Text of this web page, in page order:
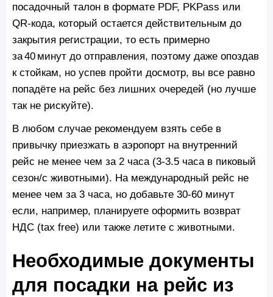
посадочный талон в формате PDF, PKPass или
QR‑кода, который остается действительным до
закрытия регистрации, то есть примерно
за 40 минут до отправления, поэтому даже опоздав
к стойкам, но успев пройти досмотр, вы все равно
попадёте на рейс без лишних очередей (но лучше
так не рискуйте).
В любом случае рекомендуем взять себе в
привычку приезжать в аэропорт на внутренний
рейс не менее чем за 2 часа (3-3.5 часа в пиковый
сезон/с животными). На международный рейс не
менее чем за 3 часа, но добавьте 30-60 минут
если, например, планируете оформить возврат
НДС (tax free) или также летите с животными.
Необходимые документы
для посадки на рейс из